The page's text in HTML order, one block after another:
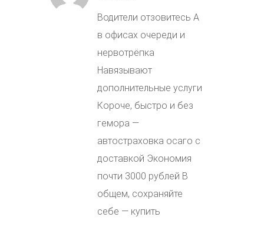
Водители отзовитесь А
в офисах очереди и
нервотрёпка
Навязывают
дополнительные услуги
Короче, быстро и без
гемора —
автостраховка осаго с
доставкой Экономия
почти 3000 рублей В
общем, сохраняйте
себе — купить